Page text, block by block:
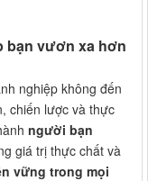
bạn vươn xa hơn
nghiệp không đến
chiến lược và thực
người bạn
giá trị thực chất và
vững trong mọi